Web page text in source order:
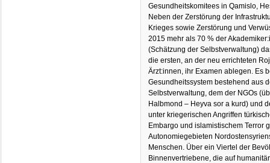
Gesundheitskomitees in Qamislo,
Neben der Zerstörung der
Krieges sowie Zerstörung und
2015 mehr als 70 % der
(Schätzung der Selbstverwaltung)
die ersten, an der neu errichteten
Ärzt:innen, ihr Examen ablegen. Es
Gesundheitssystem bestehend aus
Selbstverwaltung, dem der NGOs
Halbmond – Heyva sor a kurd) und
unter kriegerischen Angriffen
Embargo und islamistischem Terror
Autonomiegebieten
Menschen. Über ein Viertel der
Binnenvertriebene, die auf